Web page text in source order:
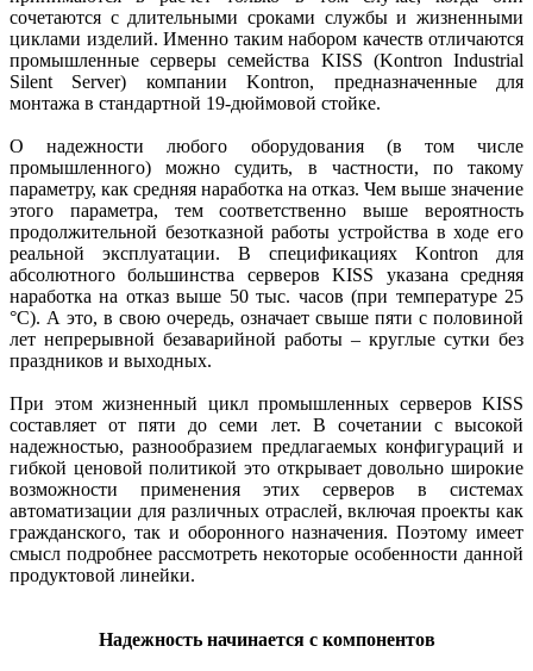
сочетаются с длительными сроками службы и жизненными
циклами изделий. Именно таким набором качеств отличаются
промышленные серверы семей­ства KISS (Kontron Industrial
Silent Server) компании Kontron, предназначенные для
монтажа в стандарт­ной 19-дюймовой стойке.
О надежности любого оборудования (в том числе
промышленного) можно судить, в частности, по такому
параметру, как средняя наработка на отказ. Чем выше значение
этого параметра, тем соответственно выше вероятность
продолжительной безотказной работы устройства в ходе его
реальной экс­плуатации. В спецификациях Kontron для
абсолютного большинства серверов KISS указана средняя
наработка на отказ выше 50 тыс. часов (при температуре 25
°C). А это, в свою очередь, означает свыше пяти с половиной
лет непрерывной безаварийной работы – круглые сутки без
праздников и выходных.
При этом жизненный цикл промышленных серверов KISS
составляет от пяти до семи лет. В сочетании с высокой
надежностью, разнообразием предлагаемых конфигураций и
гибкой ценовой политикой это открывает довольно широкие
возможности применения этих серверов в системах
автоматизации для различных отраслей, включая проекты как
гражданского, так и оборонного назначения. Поэтому имеет
смысл подробнее рассмотреть некоторые особенности данной
продуктовой линейки.
Надежность начинается с компонентов